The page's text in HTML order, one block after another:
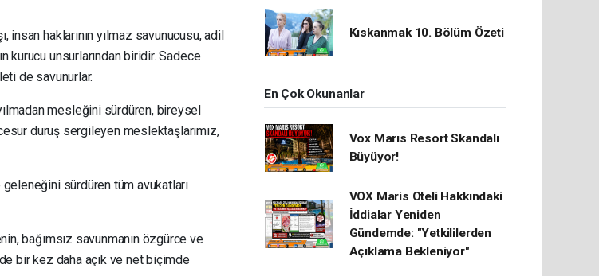
insan haklarının yılmaz savunucusu, adil
kurucu unsurlarından biridir. Sadece
de savunurlar.
mesleğini sürdüren, bireysel
duruş sergileyen meslektaşlarımız,
sürdüren tüm avukatları
bağımsız savunmanın özgürce ve
bir kez daha açık ve net biçimde
Kıskanmak 10. Bölüm Özeti
En Çok Okunanlar
Vox Marıs Resort Skandalı
Büyüyor!
VOX Maris Oteli Hakkındaki
İddialar Yeniden
Gündemde: "Yetkililerden
Açıklama Bekleniyor"